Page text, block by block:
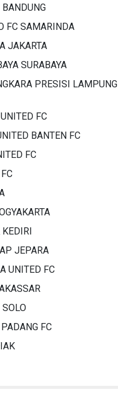
FC SAMARINDA
JAKARTA
SURABAYA
PRESISI LAMPUNG
FC
BANTEN FC
FC
JEPARA
UNITED FC
FC